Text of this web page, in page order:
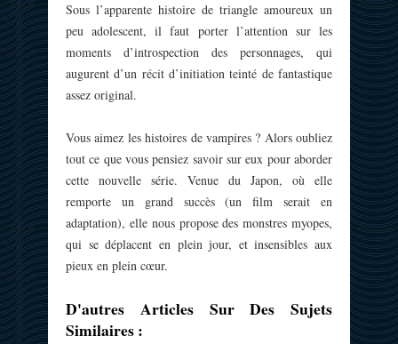
Sous l’apparente histoire de triangle amoureux un
peu adolescent, il faut porter l’attention sur les
moments d’introspection des personnages, qui
augurent d’un récit d’initiation teinté de fantastique
assez original.
Vous aimez les histoires de vampires ? Alors oubliez
tout ce que vous pensiez savoir sur eux pour aborder
cette nouvelle série. Venue du Japon, où elle
remporte un grand succès (un film serait en
adaptation), elle nous propose des monstres myopes,
qui se déplacent en plein jour, et insensibles aux
pieux en plein cœur.
D'autres Articles Sur Des Sujets
Similaires :